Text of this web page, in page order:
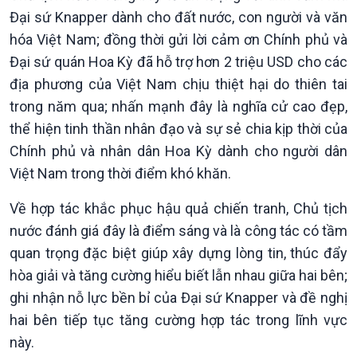
Kinh tế
Tin Kinh tế
Trước giờ mở cửa
Dòng chảy Kinh tế
Sức sống hàng Việt
Nông nghiệp & Biển đảo
Tin Nông nghiệp & Biển
đảo
Mùa vàng
Đại sứ Knapper dành cho đất nước, con người và văn
hóa Việt Nam; đồng thời gửi lời cảm ơn Chính phủ và
Đại sứ quán Hoa Kỳ đã hỗ trợ hơn 2 triệu USD cho các
địa phương của Việt Nam chịu thiệt hại do thiên tai
trong năm qua; nhấn mạnh đây là nghĩa cử cao đẹp,
thể hiện tinh thần nhân đạo và sự sẻ chia kịp thời của
Chính phủ và nhân dân Hoa Kỳ dành cho người dân
Việt Nam trong thời điểm khó khăn.
Về hợp tác khắc phục hậu quả chiến tranh, Chủ tịch
nước đánh giá đây là điểm sáng và là công tác có tầm
quan trọng đặc biệt giúp xây dựng lòng tin, thúc đẩy
hòa giải và tăng cường hiểu biết lẫn nhau giữa hai bên;
ghi nhận nỗ lực bền bỉ của Đại sứ Knapper và đề nghị
hai bên tiếp tục tăng cường hợp tác trong lĩnh vực
này.